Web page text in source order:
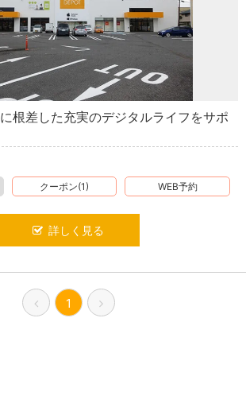
根差した充実のデジタルライフをサポ
クーポン(1) WEB予約
詳しく見る
1